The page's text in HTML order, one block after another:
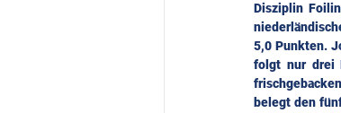
Disziplin
5,0 Punkten.
folgt nur drei
belegt den